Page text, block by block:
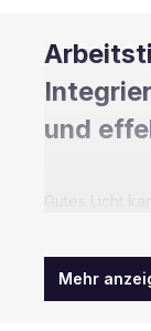
und
Gutes Licht
optimale
Mehr